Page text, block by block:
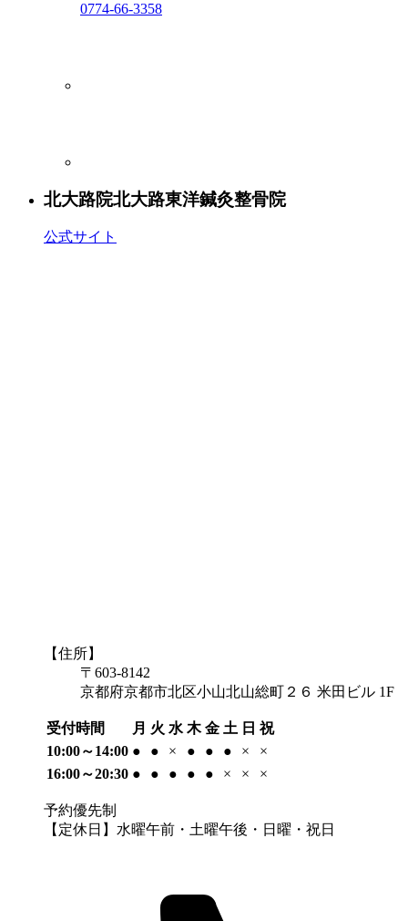
0774-66-3358
北大路院北大路東洋鍼灸整骨院
公式サイト
【住所】
〒603-8142
京都府京都市北区小山北山総町２６ 米田ビル 1F
受付時間 月 火 水 木 金 土 日 祝
10:00～14:00 ● ● × ● ● ● ×
×
16:00～20:30 ● ● ● ● ● × × ×
予約優先制
【定休日】水曜午前・土曜午後・日曜・祝日